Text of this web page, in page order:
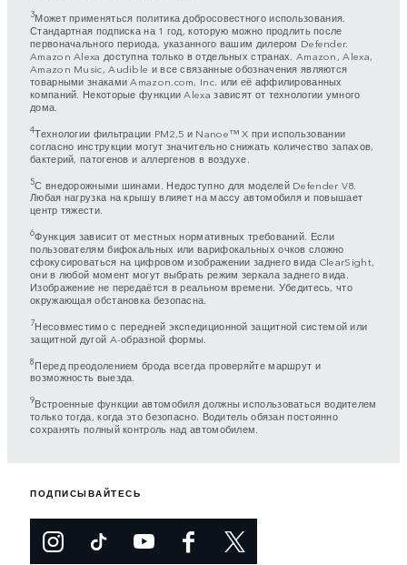
3Может применяться политика добросовестного использования.
Стандартная подписка на 1 год, которую можно продлить после
первоначального периода, указанного вашим дилером Defender.
Amazon Alexa доступна только в отдельных странах. Amazon, Alexa,
Amazon Music, Audible и все связанные обозначения являются
товарными знаками Amazon.com, Inc. или её аффилированных
компаний. Некоторые функции Alexa зависят от технологии умного
дома.
4Технологии фильтрации PM2,5 и Nanoe™ X при использовании
согласно инструкции могут значительно снижать количество запахов,
бактерий, патогенов и аллергенов в воздухе.
5С внедорожными шинами. Недоступно для моделей Defender V8.
Любая нагрузка на крышу влияет на массу автомобиля и повышает
центр тяжести.
6Функция зависит от местных нормативных требований. Если
пользователям бифокальных или варифокальных очков сложно
сфокусироваться на цифровом изображении заднего вида ClearSight,
они в любой момент могут выбрать режим зеркала заднего вида.
Изображение не передаётся в реальном времени. Убедитесь, что
окружающая обстановка безопасна.
7Несовместимо с передней экспедиционной защитной системой или
защитной дугой A-образной формы.
8Перед преодолением брода всегда проверяйте маршрут и
возможность выезда.
9Встроенные функции автомобиля должны использоваться водителем
только тогда, когда это безопасно. Водитель обязан постоянно
сохранять полный контроль над автомобилем.
ПОДПИСЫВАЙТЕСЬ